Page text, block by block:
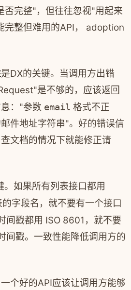
否完整"，但往往忽视"用起来
完整但难用的API， adoption
是DX的关键。当调用方出错
是不够的，应该返回
："参数 email 格式不正
件地址字符串"。好的错误信
文档的情况下就能修正请
。如果所有列表接口都用
字段名，就不要有一个接口
间戳都用 ISO 8601，就不要
间戳。一致性能降低调用方的
个好的API应该让调用方能够